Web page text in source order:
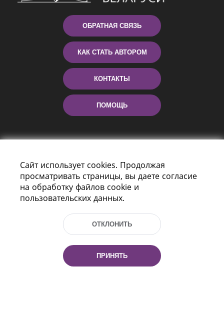
ОБРАТНАЯ СВЯЗЬ
КАК СТАТЬ АВТОРОМ
КОНТАКТЫ
ПОМОЩЬ
Пр-т Независимости 116
г. Минск, Республика Беларусь, 220114
Тел.: (+375 17) 368 37 37, Факс: (+375 17)
Эл. почта: inbox@nlb.by
Сайт использует cookies. Продолжая
просматривать страницы, вы даете согласие
на обработку файлов cookie и
пользовательских данных.
ОТКЛОНИТЬ
ПРИНЯТЬ